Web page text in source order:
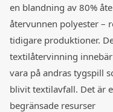
en blandning av 80%
återvunnen polyester –
tidigare produktioner.
textilåtervinning
vara på andras tygspill
blivit textilavfall. Det är
begränsade resurser